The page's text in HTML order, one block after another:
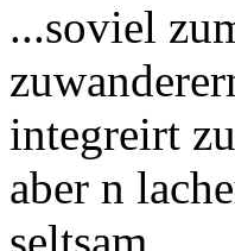
...soviel
integreirt
aber n